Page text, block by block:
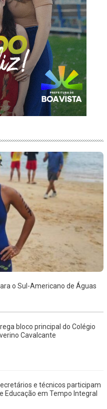
o Sul-Americano de Águas
bloco principal do Colégio
Cavalcante
e técnicos participam
Educação em Tempo Integral